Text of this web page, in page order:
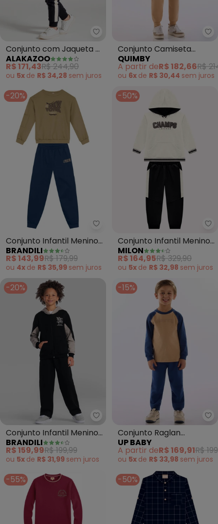
Alakazoo - Conjunto com
Conjunto com Jaqueta e
Calça de Moletom
(Preto)
ALAKAZOO
R$ 171,43R$ 244,90
ou 5x de R$ 34,28 sem juros
Conjunto Camiseta
Listrada Calça Preto
QUIMBY
A partir deR$ 182,66R$
ou 6x de R$ 30,44 sem juros
-20%
Brandili - Conjunto Infantil
Conjunto Infantil Menino
com Bordado (Marrom)
BRANDILI
R$ 143,99R$ 179,99
ou 4x de R$ 35,99 sem juros
-50%
Conjunto Infantil Menino
Lettering (Cinza)
MILON
R$ 164,95R$ 329,90
ou 5x de R$ 32,98 sem juros
-20%
Brandili - Conjunto Infantil
Conjunto Infantil Menino
em Moletinho (Preto)
BRANDILI
R$ 159,99R$ 199,99
ou 5x de R$ 31,99 sem juros
-15%
Conjunto Raglan
Aventura Marrom
UP BABY
A partir deR$ 169,91R$
ou 5x de R$ 33,98 sem juros
-55% -50%